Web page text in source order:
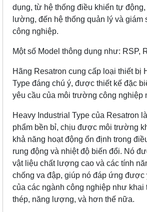
dụng, từ hệ thống điều khiển tự
lường, đến hệ thống quản lý và giám
công nghiệp.
Một số Model thông dụng như: RSP,
Hãng Resatron cung cấp loại thiết bị
Type đáng chú ý, được thiết kế đặc
yêu cầu của môi trường công nghiệp
Heavy Industrial Type của Resatron
phẩm bền bỉ, chịu được môi trường
khả năng hoạt động ổn định trong
rung động và nhiệt độ biến đổi. Nó
vật liệu chất lượng cao và các tính
chống va đập, giúp nó đáp ứng được
của các ngành công nghiệp như khai
thép, năng lượng, và hơn thế nữa.